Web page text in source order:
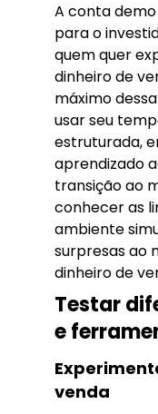
A conta
para o
quem quer
dinheiro de
máximo
usar seu
estruturada,
aprendizado
transição ao
conhecer as
ambiente
surpresas ao
dinheiro de
Testar
e
venda